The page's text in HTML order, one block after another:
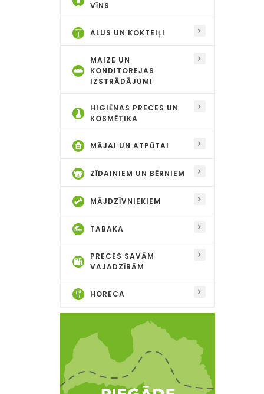
VĪNS
ALUS UN KOKTEIĻI
MAIZE UN
KONDITOREJAS
IZSTRĀDĀJUMI
HIGIĒNAS PRECES UN
KOSMĒTIKA
MĀJAI UN ATPŪTAI
ZĪDAIŅIEM UN BĒRNIEM
MĀJDZĪVNIEKIEM
TABAKA
PRECES SAVĀM
VAJADZĪBĀM
HORECA